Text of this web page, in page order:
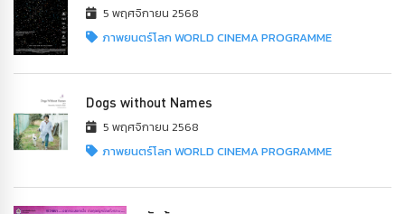
5 พฤศจิกายน 2568
ภาพยนตร์โลก WORLD CINEMA PROGRAMME
Dogs without Names
5 พฤศจิกายน 2568
ภาพยนตร์โลก WORLD CINEMA PROGRAMME